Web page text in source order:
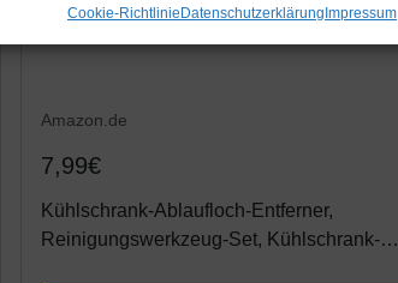
Cookie-Richtlinie Datenschutzerklärung Impressum
Amazon.de
7,99€
Kühlschrank-Ablaufloch-Entferner,
Reinigungswerkzeug-Set, Kühlschrank-